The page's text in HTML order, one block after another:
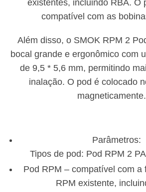
existentes, incluindo RBA. O
compatível com as
Além disso, o SMOK RPM 2
bocal grande e ergonômico com
de 9,5 * 5,6 mm, permitindo
inalação. O pod é colocado
magneticamente.
Parâmetros:
Tipos de pod: Pod RPM 2
Pod RPM – compatível com a
RPM existente,